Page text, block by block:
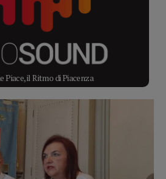
Piace, il Ritmo di Piacenza